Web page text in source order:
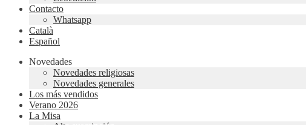
Contacto
Whatsapp
Català
Español
Novedades
Novedades religiosas
Novedades generales
Los más vendidos
Verano 2026
La Misa